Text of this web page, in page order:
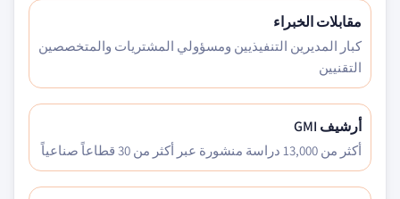
مقابلات الخبراء
كبار المديرين التنفيذيين ومسؤولي المشتريات والمتخصصين
التقنيين
أرشيف GMI
أكثر من 13,000 دراسة منشورة عبر أكثر من 30 قطاعاً صناعياً